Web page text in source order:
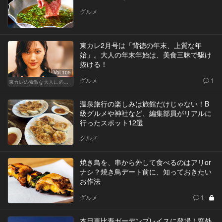
グルメ
Vol.105
東カレ2月号は「背徳の年末、上質な年
始」。大人の年末年始は、美食三昧で駆け
抜ける！
グルメ 1
温泉旅行の楽しみは旅館だけじゃない！B
級グルメや神社など、編集部員がリアルに
行ったスポット12選
グルメ
焼き鳥を、串から外して食べるのはアリor
ナシ？焼き鳥デート前に、知っておきたい
お作法
グルメ 1